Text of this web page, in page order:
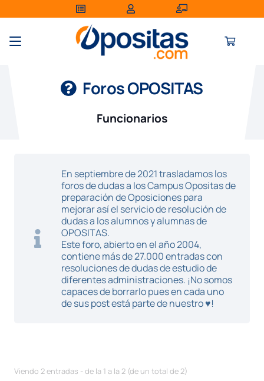
Foros OPOSITAS
Funcionarios
En septiembre de 2021 trasladamos los
foros de dudas a los Campus Opositas de
preparación de Oposiciones para
mejorar así el servicio de resolución de
dudas a los alumnos y alumnas de
OPOSITAS.
Este foro, abierto en el año 2004,
contiene más de 27.000 entradas con
resoluciones de dudas de estudio de
diferentes administraciones. ¡No somos
capaces de borrarlo pues en cada uno
de sus post está parte de nuestro ♥!
Viendo 2 entradas - de la 1 a la 2 (de un total de 2)